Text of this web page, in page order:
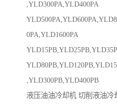
,YLD300PA,YLD400PA
0PA,YLD1600PA
,YLD300PB,YLD400PB
液压油油冷却机 切削液油